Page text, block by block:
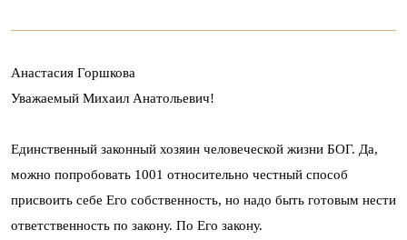
Анастасия Горшкова
Уважаемый Михаил Анатольевич!
Единственный законный хозяин человеческой жизни БОГ. Да,
можно попробовать 1001 относительно честный способ
присвоить себе Его собственность, но надо быть готовым нести
ответственность по закону. По Его закону.